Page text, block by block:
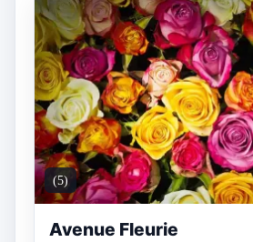
(5)
Avenue Fleurie